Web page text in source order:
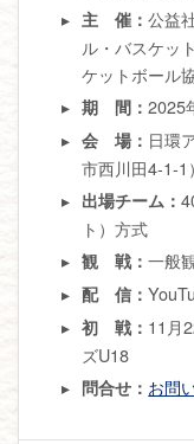
主 催：公益
ル・バスケッ
ケットボール
期 間：2025
会 場： 日環
市西川田4-1-1）
出場チーム：
ト）方式
観 戦：一般
配 信：
初 戦： 11月
ズU18
問合せ： お問